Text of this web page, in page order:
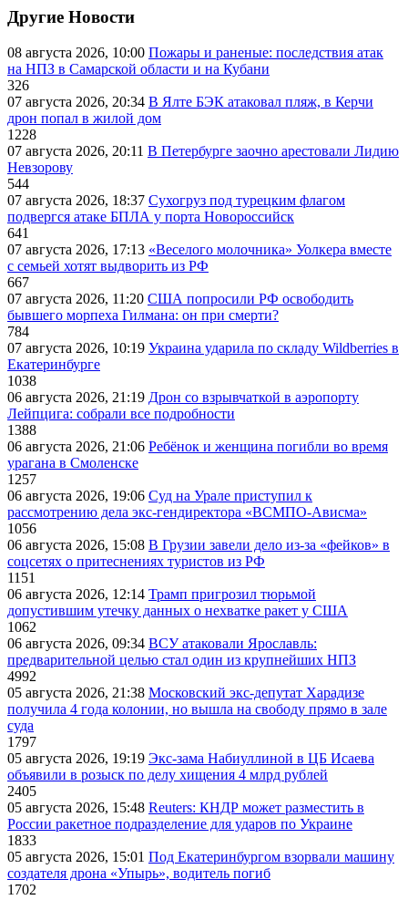
Другие Новости
08 августа 2026, 10:00 Пожары и раненые: последствия атак
на НПЗ в Самарской области и на Кубани
326
07 августа 2026, 20:34 В Ялте БЭК атаковал пляж, в Керчи
дрон попал в жилой дом
1228
07 августа 2026, 20:11 В Петербурге заочно арестовали Лидию
Невзорову
544
07 августа 2026, 18:37 Сухогруз под турецким флагом
подвергся атаке БПЛА у порта Новороссийск
641
07 августа 2026, 17:13 «Веселого молочника» Уолкера вместе
с семьей хотят выдворить из РФ
667
07 августа 2026, 11:20 США попросили РФ освободить
бывшего морпеха Гилмана: он при смерти?
784
07 августа 2026, 10:19 Украина ударила по складу Wildberries в
Екатеринбурге
1038
06 августа 2026, 21:19 Дрон со взрывчаткой в аэропорту
Лейпцига: собрали все подробности
1388
06 августа 2026, 21:06 Ребёнок и женщина погибли во время
урагана в Смоленске
1257
06 августа 2026, 19:06 Суд на Урале приступил к
рассмотрению дела экс-гендиректора «ВСМПО-Ависма»
1056
06 августа 2026, 15:08 В Грузии завели дело из-за «фейков» в
соцсетях о притеснениях туристов из РФ
1151
06 августа 2026, 12:14 Трамп пригрозил тюрьмой
допустившим утечку данных о нехватке ракет у США
1062
06 августа 2026, 09:34 ВСУ атаковали Ярославль:
предварительной целью стал один из крупнейших НПЗ
4992
05 августа 2026, 21:38 Московский экс-депутат Харадизе
получила 4 года колонии, но вышла на свободу прямо в зале
суда
1797
05 августа 2026, 19:19 Экс-зама Набиуллиной в ЦБ Исаева
объявили в розыск по делу хищения 4 млрд рублей
2405
05 августа 2026, 15:48 Reuters: КНДР может разместить в
России ракетное подразделение для ударов по Украине
1833
05 августа 2026, 15:01 Под Екатеринбургом взорвали машину
создателя дрона «Упырь», водитель погиб
1702